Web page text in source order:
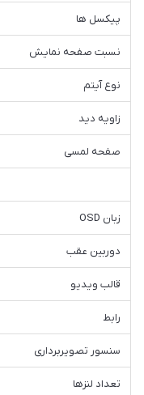
پیکسل ها
نسبت صفحه نمایش
نوع آیتم
زاویه دید
صفحه لمسی
زبان OSD
دوربین عقب
قالب ویدیو
رابط
سنسور تصویربرداری
تعداد لنزها